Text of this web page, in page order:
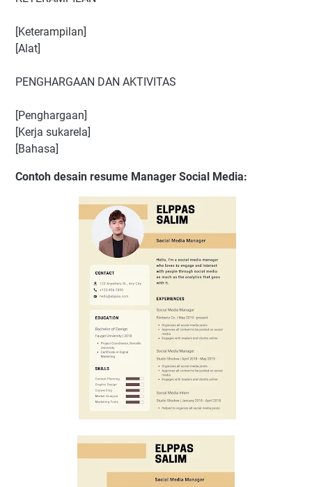
[Keterampilan]
[Alat]
PENGHARGAAN DAN AKTIVITAS
[Penghargaan]
[Kerja sukarela]
[Bahasa]
Contoh desain resume Manager Social Media: